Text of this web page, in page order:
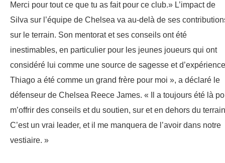
Merci pour tout ce que tu as fait pour ce club.» L’impact de
Silva sur l’équipe de Chelsea va au-delà de ses
sur le terrain. Son mentorat et ses conseils ont été
inestimables, en particulier pour les jeunes joueurs qui ont
considéré lui comme une source de sagesse et
Thiago a été comme un grand frère pour moi », a déclaré le
défenseur de Chelsea Reece James. « Il a toujours été là
m’offrir des conseils et du soutien, sur et en dehors du
C’est un vrai leader, et il me manquera de l’avoir dans notre
vestiaire. »